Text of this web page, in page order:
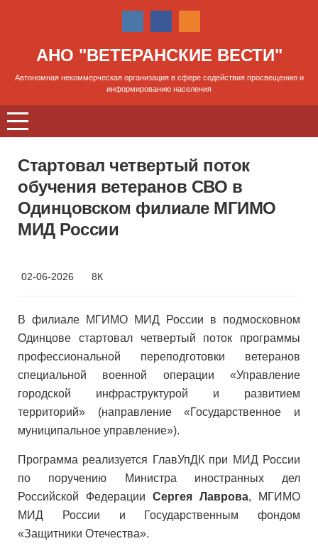
АНО "ВЕТЕРАНСКИЕ ВЕСТИ"
Автономная некоммерческая организация в сфере содействия просвещению и
информированию населения
Стартовал четвертый поток
обучения ветеранов СВО в
Одинцовском филиале МГИМО
МИД России
02-06-2026 8К
В филиале МГИМО МИД России в подмосковном
Одинцове стартовал четвертый поток программы
профессиональной переподготовки ветеранов
специальной военной операции «Управление
городской инфраструктурой и развитием
территорий» (направление «Государственное и
муниципальное управление»).
Программа реализуется ГлавУпДК при МИД России
по поручению Министра иностранных дел
Российской Федерации Сергея Лаврова, МГИМО
МИД России и Государственным фондом
«Защитники Отечества».